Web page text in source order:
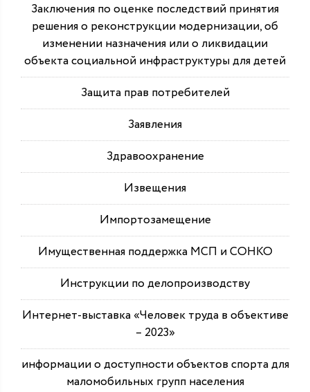
Заключения по оценке последствий принятия
решения о реконструкции модернизации, об
изменении назначения или о ликвидации
объекта социальной инфраструктуры для детей
Защита прав потребителей
Заявления
Здравоохранение
Извещения
Импортозамещение
Имущественная поддержка МСП и СОНКО
Инструкции по делопроизводству
Интернет-выставка «Человек труда в объективе
– 2023»
информации о доступности объектов спорта для
маломобильных групп населения